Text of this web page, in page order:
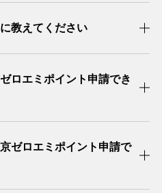
教えてください
ロエミポイント申請でき
ゼロエミポイント申請で